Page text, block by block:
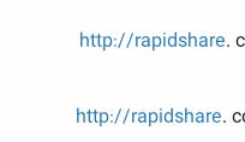
http://rapidshare.
http://rapidshare.